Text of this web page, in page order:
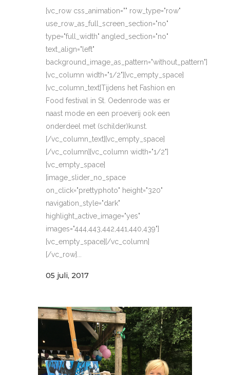
[vc_row css_animation="" row_type="row"
use_row_as_full_screen_section="no"
type="full_width" angled_section="no"
text_align="left"
background_image_as_pattern="without_pattern"]
[vc_column width="1/2"][vc_empty_space]
[vc_column_text]Tijdens het Fashion en
Food festival in St. Oedenrode was er
naast mode en een proeverij ook een
onderdeel met (schilder)kunst.
[/vc_column_text][vc_empty_space]
[/vc_column][vc_column width="1/2"]
[vc_empty_space]
[image_slider_no_space
on_click="prettyphoto" height="320"
navigation_style="dark"
highlight_active_image="yes"
images="444,443,442,441,440,439"]
[vc_empty_space][/vc_column]
[/vc_row]...
05 juli, 2017